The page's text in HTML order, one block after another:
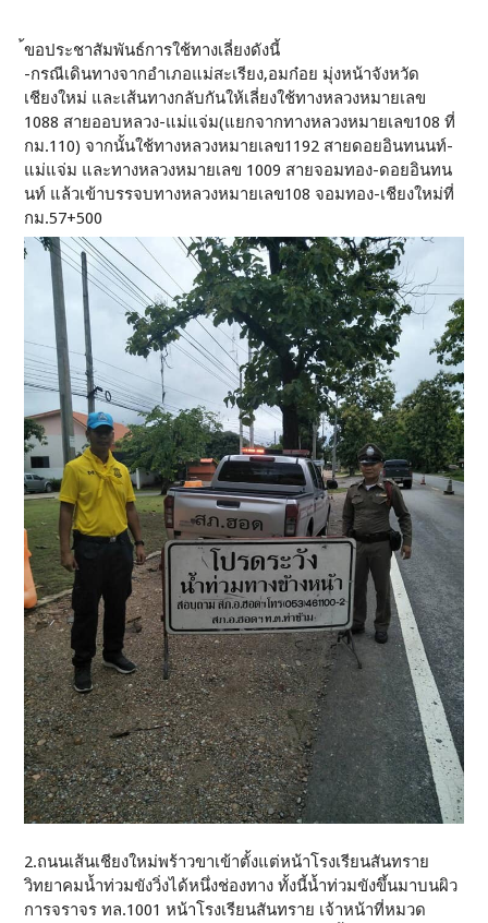
้ขอประชาสัมพันธ์การใช้ทางเลี่ยงดังนี้
-กรณีเดินทางจากอำเภอแม่สะเรียง,อมก๋อย มุ่งหน้าจังหวัด
เชียงใหม่ และเส้นทางกลับกันให้เลี่ยงใช้ทางหลวงหมายเลข
1088 สายออบหลวง-แม่แจ่ม(แยกจากทางหลวงหมายเลข108 ที่
กม.110) จากนั้นใช้ทางหลวงหมายเลข1192 สายดอยอินทนนท์-
แม่แจ่ม และทางหลวงหมายเลข 1009 สายจอมทอง-ดอยอินทน
นท์ แล้วเข้าบรรจบทางหลวงหมายเลข108 จอมทอง-เชียงใหม่ที่
กม.57+500
2.ถนนเส้นเชียงใหม่พร้าวขาเข้าตั้งแต่หน้าโรงเรียนสันทราย
วิทยาคมน้ำท่วมขังวิ่งได้หนึ่งช่องทาง ทั้งนี้น้ำท่วมขังขึ้นมาบนผิว
การจราจร​ ทล.1001​ หน้าโรงเรียนสันทราย​ เจ้าหน้าที่หมวด